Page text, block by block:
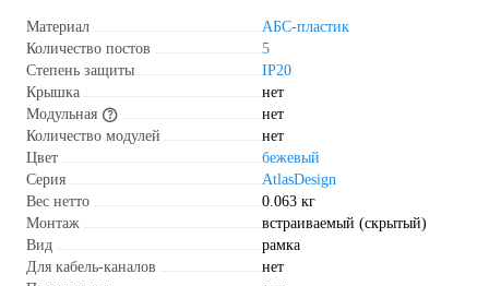
Материал
АБС-пластик
Количество постов
5
Степень защиты
IP20
Крышка
нет
Модульная
нет
Количество модулей
нет
Цвет
бежевый
Серия
AtlasDesign
Вес нетто
0.063 кг
Монтаж
встраиваемый (скрытый)
Вид
рамка
Для кабель-каналов
нет